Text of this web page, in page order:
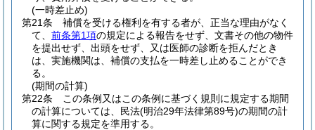
(一時差止め)
第21条
補償を受ける権利を有する者が、正当な理由がなく
て、 前条第1項の規定による報告をせず、文書その他の物件
を提出せず、出頭をせず、又は医師の診断を拒んだとき
は、実施機関は、補償の支払を一時差し止めることができ
る。
(期間の計算)
第22条
この条例又はこの条例に基づく規則に規定する期間
の計算については、民法(明治29年法律第89号)の期間の計
算に関する規定を準用する。